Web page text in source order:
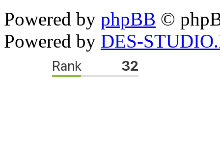
Powered by phpBB ©
Powered by DES-